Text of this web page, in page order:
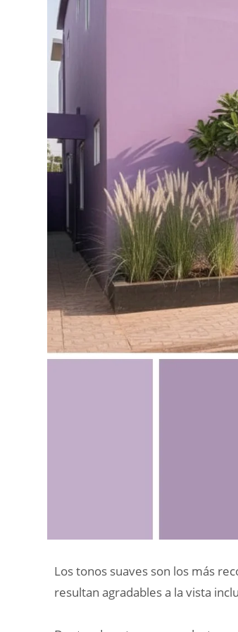
Los tonos suaves son los más
resultan agradables a la vista